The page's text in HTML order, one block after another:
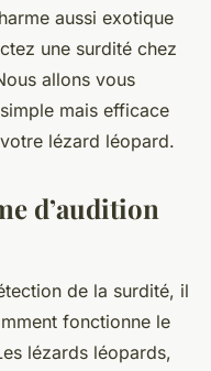
aussi exotique
une surdité chez
allons vous
mais efficace
lézard léopard.
d’audition
de la surdité, il
fonctionne le
lézards léopards,